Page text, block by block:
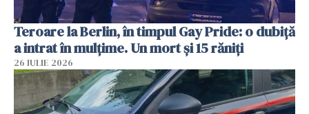
Teroare la Berlin, în timpul Gay Pride: o dubiță
a intrat în mulțime. Un mort și 15 răniți
26 IULIE 2026